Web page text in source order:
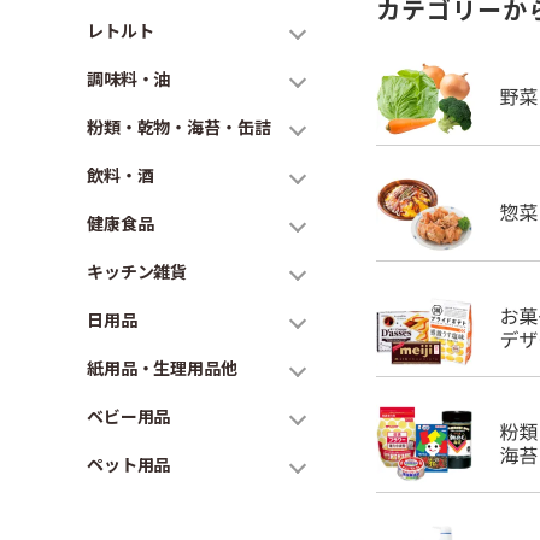
レトルト
調味料・油
粉類・乾物・海苔・缶詰
飲料・酒
健康食品
キッチン雑貨
日用品
紙用品・生理用品他
ベビー用品
ペット用品
カテゴリーか